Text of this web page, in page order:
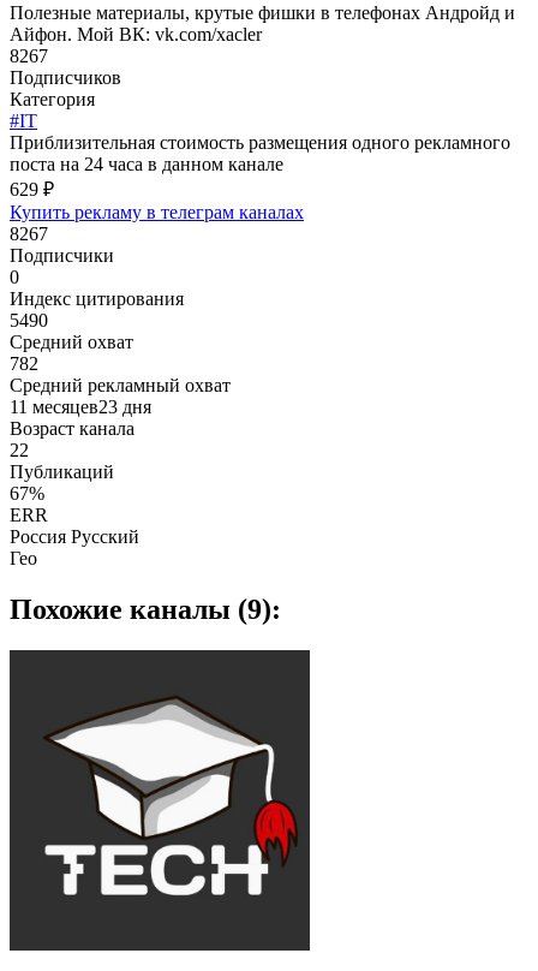
Полезные материалы, крутые фишки в телефонах Андройд и
Айфон. Мой ВК: vk.com/xacler
8267
Подписчиков
Категория
#IT
Приблизительная стоимость размещения одного рекламного
поста на 24 часа в данном канале
629 ₽
Купить рекламу в телеграм каналах
8267
Подписчики
0
Индекс цитирования
5490
Средний охват
782
Средний рекламный охват
11 месяцев23 дня
Возраст канала
22
Публикаций
67%
ERR
Россия Русский
Гео
Похожие каналы (9):